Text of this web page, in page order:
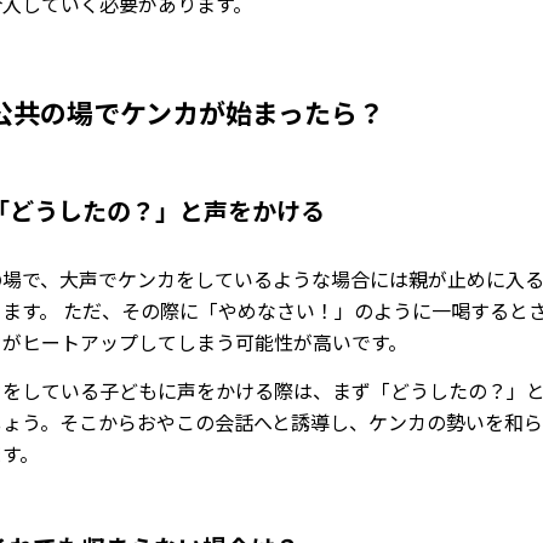
共の場でケンカが始まったら？
「どうしたの？」と声をかける
で、大声でケンカをしているような場合には親が止めに入
す。 ただ、その際に「やめなさい！」のように一喝すると
ヒートアップしてしまう可能性が高いです。
している子どもに声をかける際は、まず「どうしたの？」
う。そこからおやこの会話へと誘導し、ケンカの勢いを和
。